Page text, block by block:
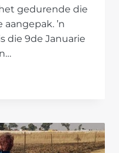
gedurende die
’n
die 9de Januarie